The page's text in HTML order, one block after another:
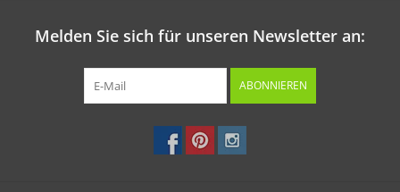
Melden Sie sich für unseren Newsletter an:
ABONNIEREN